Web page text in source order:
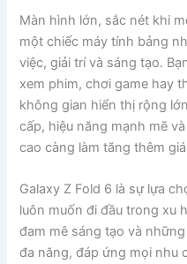
Màn hình lớn, sắc nét khi
một chiếc máy tính bảng
việc, giải trí và sáng tạo.
xem phim, chơi game hay
không gian hiển thị rộng
cấp, hiệu năng mạnh mẽ
cao càng làm tăng thêm
Galaxy Z Fold 6 là sự lựa
luôn muốn đi đầu trong xu
đam mê sáng tạo và
đa năng, đáp ứng mọi nhu